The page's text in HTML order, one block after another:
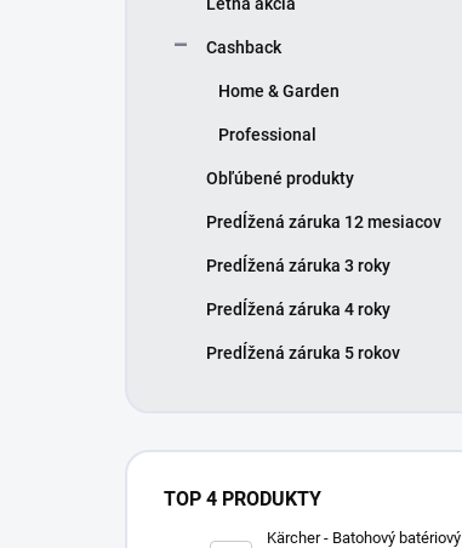
Cashback
Home & Garden
Professional
Obľúbené produkty
Predĺžená záruka 12 mesiacov
Predĺžená záruka 3 roky
Predĺžená záruka 4 roky
Predĺžená záruka 5 rokov
TOP 4 PRODUKTY
Kärcher - Batohový batériový